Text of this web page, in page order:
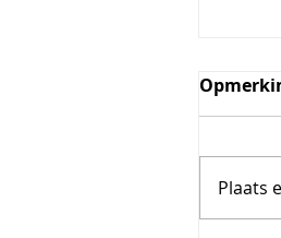
Plaats